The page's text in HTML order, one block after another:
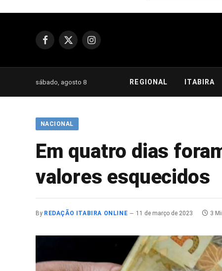
Facebook
X
Instagram
sábado, agosto 8 REGIONAL ITABIRA
NACIONAL
Em quatro dias
valores esquecidos
By REDAÇÃO ITABIRA ONLINE 11 de março de 2023 3